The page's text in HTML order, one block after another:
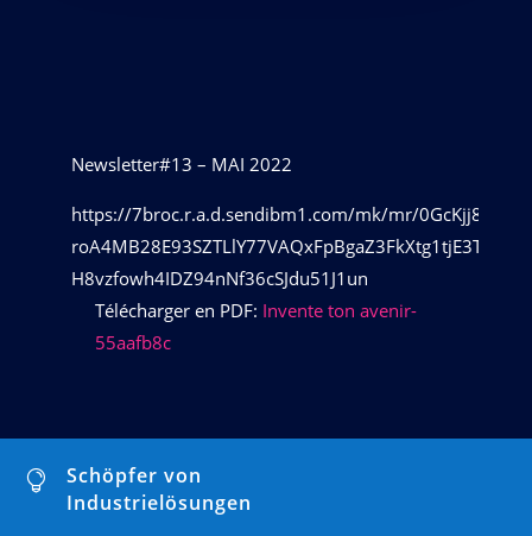
Newsletter#13 – MAI 2022
https://7broc.r.a.d.sendibm1.com/mk/mr/
H8vzfowh4IDZ94nNf36cSJdu51J1un
Télécharger en PDF: Invente ton avenir-
55aafb8c

Schöpfer von
Industrielösungen